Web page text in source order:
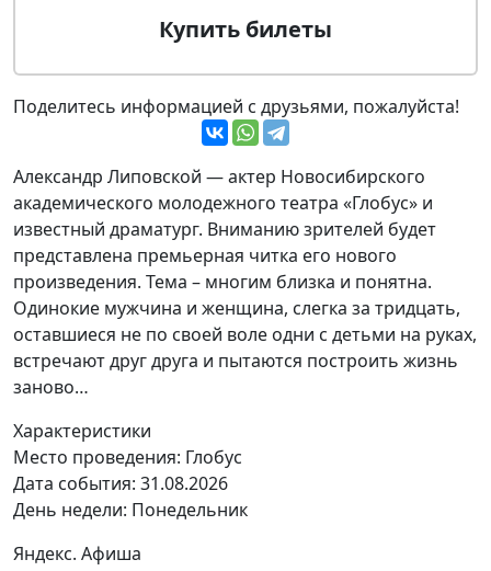
Купить билеты
Поделитесь информацией с друзьями, пожалуйста!
Александр Липовской — актер Новосибирского
академического молодежного театра «Глобус» и
известный драматург. Вниманию зрителей будет
представлена премьерная читка его нового
произведения. Тема – многим близка и понятна.
Одинокие мужчина и женщина, слегка за тридцать,
оставшиеся не по своей воле одни с детьми на руках,
встречают друг друга и пытаются построить жизнь
заново…
Характеристики
Место проведения: Глобус
Дата события: 31.08.2026
День недели: Понедельник
Яндекс. Афиша